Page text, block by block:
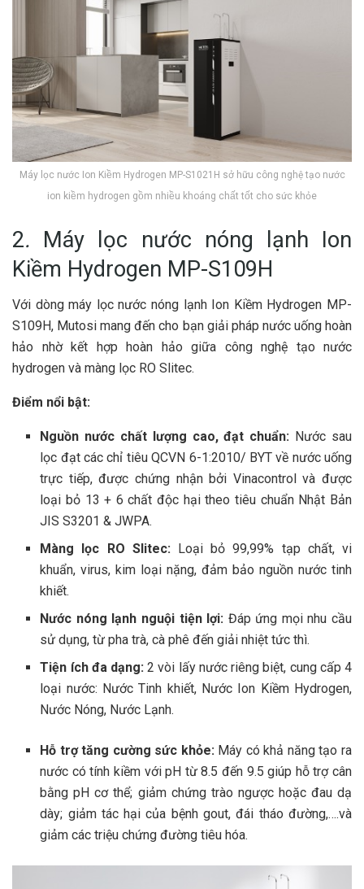
Máy lọc nước Ion Kiềm Hydrogen MP-S1021H sở hữu công nghệ tạo nước
ion kiềm hydrogen gồm nhiều khoáng chất tốt cho sức khỏe
2. Máy lọc nước nóng lạnh Ion
Kiềm Hydrogen MP-S109H
Với dòng máy lọc nước nóng lạnh Ion Kiềm Hydrogen MP-
S109H, Mutosi mang đến cho bạn giải pháp nước uống hoàn
hảo nhờ kết hợp hoàn hảo giữa công nghệ tạo nước
hydrogen và màng lọc RO Slitec.
Điểm nổi bật:
Nguồn nước chất lượng cao, đạt chuẩn: Nước sau
lọc đạt các chỉ tiêu QCVN 6-1:2010/ BYT về nước uống
trực tiếp, được chứng nhận bởi Vinacontrol và được
loại bỏ 13 + 6 chất độc hại theo tiêu chuẩn Nhật Bản
JIS S3201 & JWPA.
Màng lọc RO Slitec:Loại bỏ 99,99% tạp chất, vi
khuẩn, virus, kim loại nặng, đảm bảo nguồn nước tinh
khiết.
Nước nóng lạnh nguội tiện lợi: Đáp ứng mọi nhu cầu
sử dụng, từ pha trà, cà phê đến giải nhiệt tức thì.
Tiện ích đa dạng:2 vòi lấy nước riêng biệt, cung cấp 4
loại nước: Nước Tinh khiết, Nước Ion Kiềm Hydrogen,
Nước Nóng, Nước Lạnh.
Hỗ trợ tăng cường sức khỏe: Máy có khả năng tạo ra
nước có tính kiềm với pH từ 8.5 đến 9.5 giúp hỗ trợ cân
bằng pH cơ thể; giảm chứng trào ngược hoặc đau dạ
dày; giảm tác hại của bệnh gout, đái tháo đường,….và
giảm các triệu chứng đường tiêu hóa.